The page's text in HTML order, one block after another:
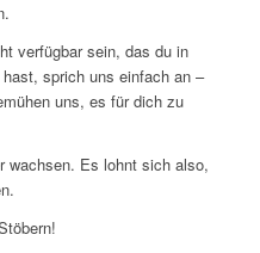
verfügbar sein, das du in
sprich uns einfach an –
uns, es für dich zu
wachsen. Es lohnt sich also,